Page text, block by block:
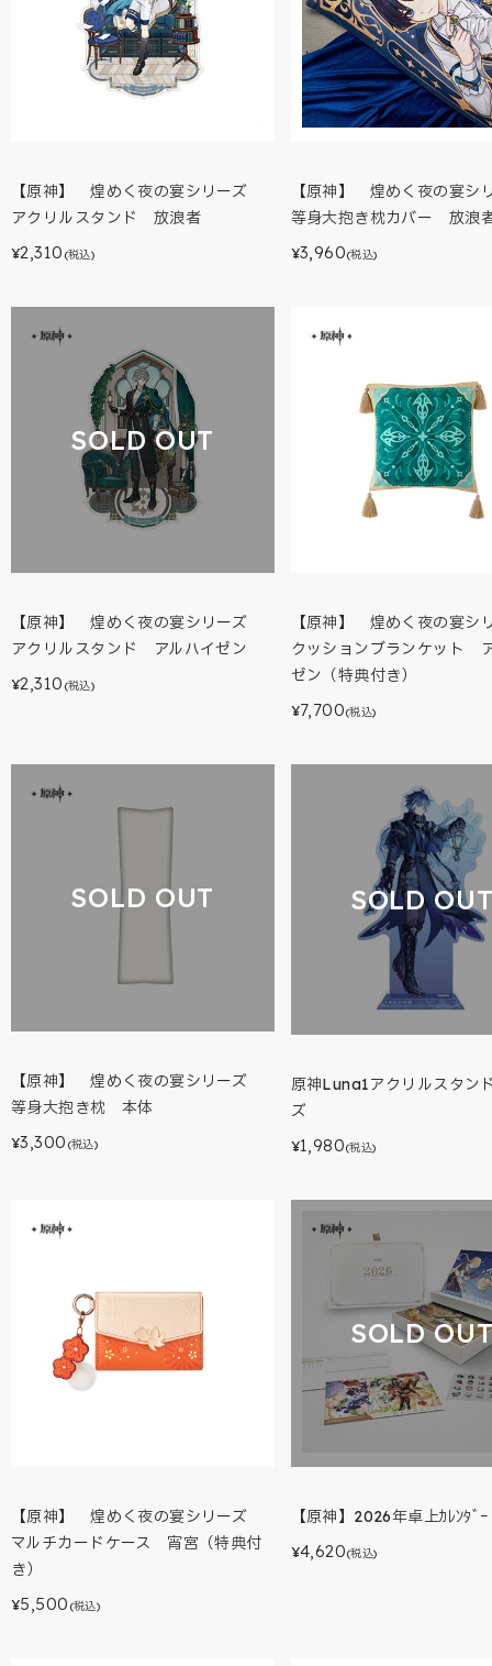
【原神】 煌めく夜の宴シリーズ
アクリルスタンド 放浪者
¥2,310 (税込)
【原神】 煌めく夜の宴
等身大抱き枕カバー 放浪
¥3,960(税込)
SOLD OUT
【原神】 煌めく夜の宴シリーズ
アクリルスタンド アルハイゼン
¥2,310 (税込)
【原神】 煌めく夜の宴
クッションブランケット
ゼン（特典付き）
¥7,700(税込)
SOLD OUT
【原神】 煌めく夜の宴シリーズ
等身大抱き枕 本体
¥3,300 (税込)
SOLD
原神Luna1アクリルスタン
ズ
¥1,980(税込)
【原神】 煌めく夜の宴シリーズ
マルチカードケース 宵宮（特典付
き）
¥5,500 (税込)
SOLD
【原神】2026年卓上ｶﾚﾝﾀﾞｰ
¥4,620(税込)